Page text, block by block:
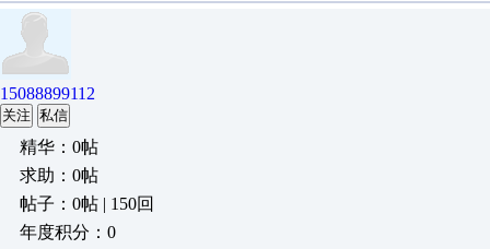
15088899112
关注 私信
精华：0帖
求助：0帖
帖子：0帖 | 150回
年度积分：0